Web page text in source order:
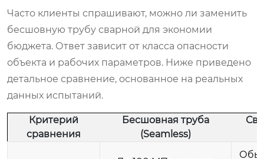
Часто клиенты спрашивают, можно ли заменить
бесшовную трубу сварной для экономии
бюджета. Ответ зависит от класса опасности
объекта и рабочих параметров. Ниже приведено
детальное сравнение, основанное на реальных
данных испытаний.
Критерий
сравнения
Бесшовная труба
(Seamless)